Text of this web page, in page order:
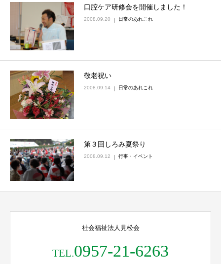
口腔ケア研修会を開催しました！
2008.09.20 日常のあれこれ
敬老祝い
2008.09.14 日常のあれこれ
第３回しろみ夏祭り
2008.09.12 行事・イベント
社会福祉法人見松会
TEL.0957-21-6263